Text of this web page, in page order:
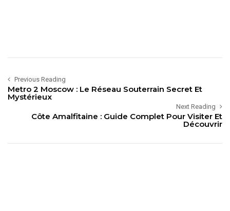
Previous Reading
Metro 2 Moscow : Le Réseau Souterrain Secret Et
Mystérieux
Next Reading
Côte Amalfitaine : Guide Complet Pour Visiter Et
Découvrir